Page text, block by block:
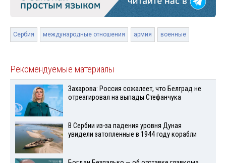
Сербия международные отношения армия военные
Рекомендуемые материалы
Захарова: Россия сожалеет, что Белград не
отреагировал на выпады Стефанчука
В Сербии из-за падения уровня Дуная
увидели затопленные в 1944 году корабли